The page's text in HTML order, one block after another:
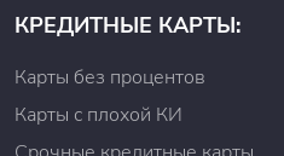
КРЕДИТНЫЕ КАРТЫ:
Карты без процентов
Карты с плохой КИ